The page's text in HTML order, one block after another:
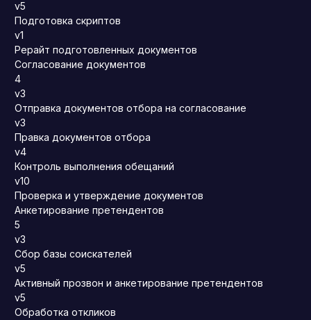
v5
Подготовка скриптов
v1
Рерайт подготовленных документов
Согласование документов
4
v3
Отправка документов отбора на согласование
v3
Правка документов отбора
v4
Контроль выполнения обещаний
v10
Проверка и утверждение документов
Анкетирование претендентов
5
v3
Сбор базы соискателей
v5
Активный прозвон и анкетирование претендентов
v5
Обработка откликов